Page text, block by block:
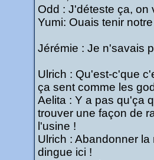
Odd : J'déteste ça, on
Yumi: Ouais tenir
Jérémie : Je n'savais
Ulrich : Qu'est-c'que
ça sent comme les
Aelita : Y a pas qu'ça
trouver une façon de
l'usine !
Ulrich : Abandonner
dingue ici !